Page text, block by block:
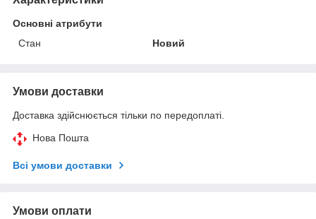
Основні атрибути
Стан
Новий
Умови доставки
Доставка здійснюється тільки по передоплаті.
Нова Пошта
Всі умови доставки
Умови оплати